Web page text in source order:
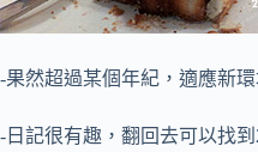
-果然超過某個年紀，適應新
-日記很有趣，翻回去可以找